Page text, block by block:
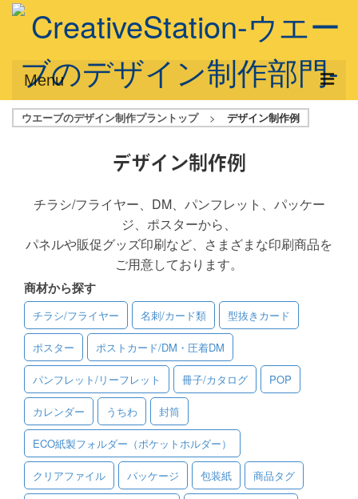
Menu
サービス概要
デザインプラン
フルデザイン
データ修正
写真からイラスト作成
デザイン制作例
ご利用料金
ご利用ガイド
ご利用の流れ
ご注文方法について
キャンセルについて
ウエーブのデザイン制作プラントップ > デザイン制作例
デザイン制作例
チラシ/フライヤー、DM、パンフレット、パッケー
ジ、ポスターから、
パネルや販促グッズ印刷など、さまざまな印刷商品を
ご用意しております。
商材から探す
チラシ/フライヤー 名刺/カード類 型抜きカード
ポスター ポストカード/DM・圧着DM
パンフレット/リーフレット 冊子/カタログ POP
カレンダー うちわ 封筒
ECO紙製フォルダー（ポケットホルダー）
クリアファイル パッケージ 包装紙 商品タグ